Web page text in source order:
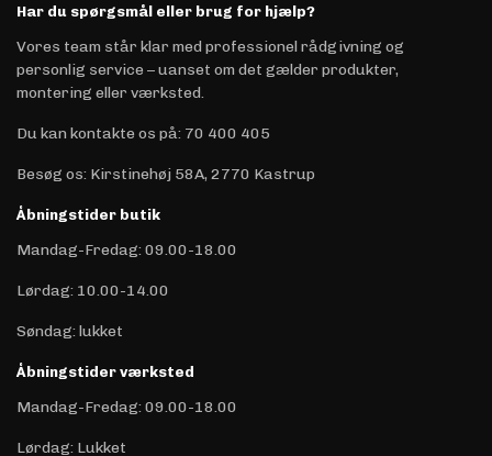
Har du spørgsmål eller brug for hjælp?
Vores team står klar med professionel rådgivning og
personlig service – uanset om det gælder produkter,
montering eller værksted.
Du kan kontakte os på: 70 400 405
Besøg os: Kirstinehøj 58A, 2770 Kastrup
Åbningstider butik
Mandag-Fredag: 09.00-18.00
Lørdag: 10.00-14.00
Søndag: lukket
Åbningstider værksted
Mandag-Fredag: 09.00-18.00
Lørdag: Lukket